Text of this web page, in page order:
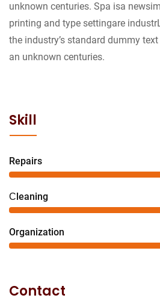
unknown centuries. Spa isa
printing and type settingare
the industry’s standard dummy
an unknown centuries.
Skill
Repairs
Сleaning
Organization
Contact